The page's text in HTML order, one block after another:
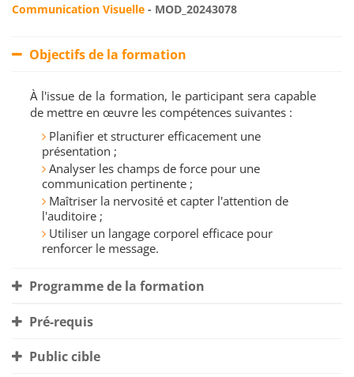
Communication Visuelle - MOD_20243078
Objectifs de la formation
À l'issue de la formation, le participant sera capable
de mettre en œuvre les compétences suivantes :
Planifier et structurer efficacement une
présentation ;
Analyser les champs de force pour une
communication pertinente ;
Maîtriser la nervosité et capter l'attention de
l'auditoire ;
Utiliser un langage corporel efficace pour
renforcer le message.
Programme de la formation
Pré-requis
Public cible